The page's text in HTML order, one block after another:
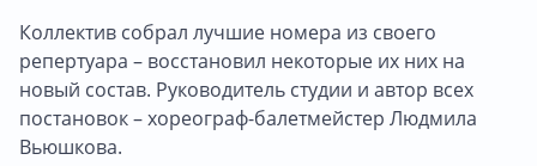
Коллектив собрал лучшие номера из своего
репертуара – восстановил некоторые их них на
новый состав. Руководитель студии и автор всех
постановок – хореограф-балетмейстер Людмила
Вьюшкова.